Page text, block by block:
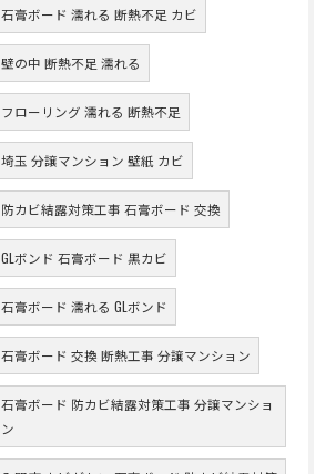
石膏ボード 濡れる 断熱不足 カビ
壁の中 断熱不足 濡れる
フローリング 濡れる 断熱不足
埼玉 分譲マンション 壁紙 カビ
防カビ結露対策工事 石膏ボード 交換
GLボンド 石膏ボード 黒カビ
石膏ボード 濡れる GLボンド
石膏ボード 交換 断熱工事 分譲マンション
石膏ボード 防カビ結露対策工事 分譲マンショ
ン